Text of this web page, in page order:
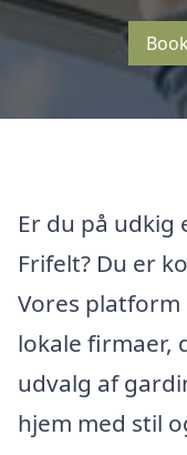
Er du på
Frifelt? Du er
Vores
lokale firmaer,
udvalg af
hjem med stil